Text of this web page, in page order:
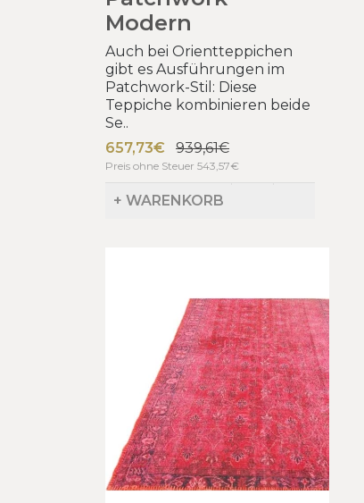
Modern
Auch bei Orientteppichen
gibt es Ausführungen im
Patchwork-Stil: Diese
Teppiche kombinieren beide
Se..
657,73€
939,61€
Preis ohne Steuer 543,57€
+ WARENKORB